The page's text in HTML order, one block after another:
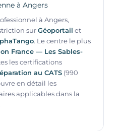
à Angers
à Angers,
sur Géoportail et
. Le centre le plus
France — Les Sables-
les certifications
au CATS (990
en détail les
applicables dans la